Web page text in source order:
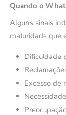
Quando o
Alguns sinais
maturidade que
Dificuldade
Excesso de